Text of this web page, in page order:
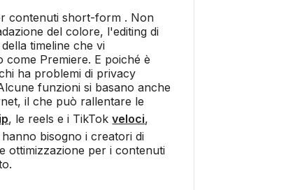
contenuti short-form . Non
del colore, l'editing di
timeline che vi
Premiere. E poiché è
ha problemi di privacy
funzioni si basano anche
il che può rallentare le
, le reels e i TikTokveloci,
bisogno i creatori di
ottimizzazione per i contenuti